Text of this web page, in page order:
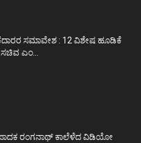
ಸಮಾವೇಶ : 12 ವಿಶೇಷ ಹೂಡಿಕೆ
ಎಂ...
ರಂಗನಾಥ್ ಕಾಲೆಳೆದ ವಿಡಿಯೋ